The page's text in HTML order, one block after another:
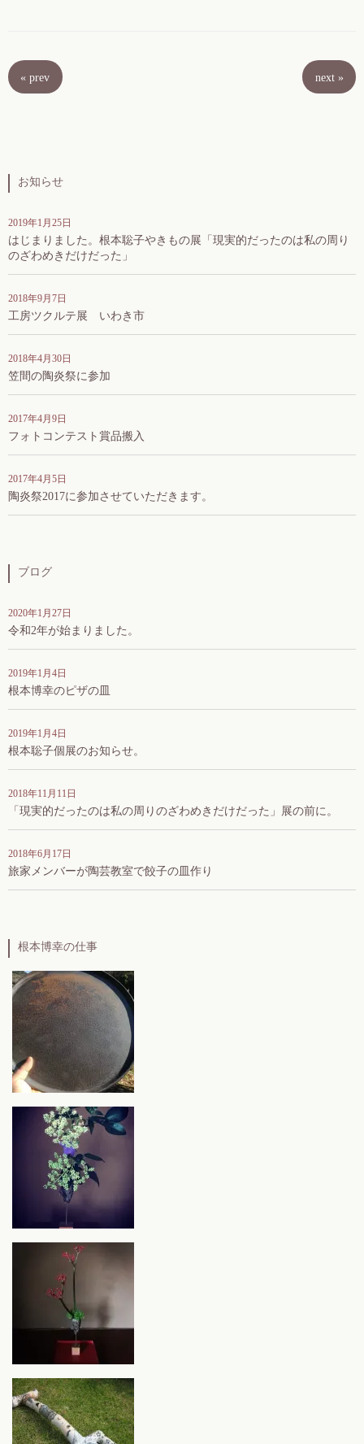
« prev next »
お知らせ
2019年1月25日
はじまりました。根本聡子やきもの展「現実的だったのは私の周り
のざわめきだけだった」
2018年9月7日
工房ツクルテ展 いわき市
2018年4月30日
笠間の陶炎祭に参加
2017年4月9日
フォトコンテスト賞品搬入
2017年4月5日
陶炎祭2017に参加させていただきます。
ブログ
2020年1月27日
令和2年が始まりました。
2019年1月4日
根本博幸のピザの皿
2019年1月4日
根本聡子個展のお知らせ。
2018年11月11日
「現実的だったのは私の周りのざわめきだけだった」展の前に。
2018年6月17日
旅家メンバーが陶芸教室で餃子の皿作り
根本博幸の仕事